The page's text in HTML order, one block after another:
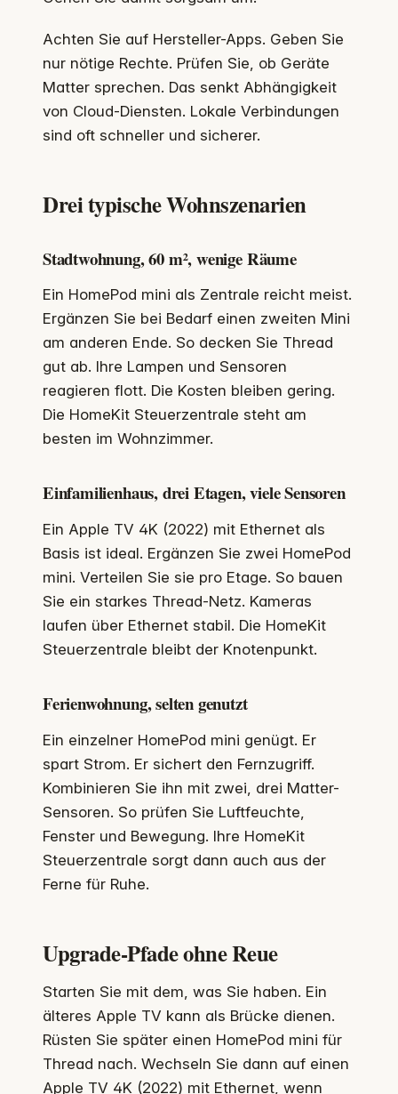
Achten Sie auf Hersteller-Apps. Geben Sie
nur nötige Rechte. Prüfen Sie, ob Geräte
Matter sprechen. Das senkt Abhängigkeit
von Cloud-Diensten. Lokale Verbindungen
sind oft schneller und sicherer.
Drei typische Wohnszenarien
Stadtwohnung, 60 m², wenige Räume
Ein HomePod mini als Zentrale reicht meist.
Ergänzen Sie bei Bedarf einen zweiten Mini
am anderen Ende. So decken Sie Thread
gut ab. Ihre Lampen und Sensoren
reagieren flott. Die Kosten bleiben gering.
Die HomeKit Steuerzentrale steht am
besten im Wohnzimmer.
Einfamilienhaus, drei Etagen, viele Sensoren
Ein Apple TV 4K (2022) mit Ethernet als
Basis ist ideal. Ergänzen Sie zwei HomePod
mini. Verteilen Sie sie pro Etage. So bauen
Sie ein starkes Thread-Netz. Kameras
laufen über Ethernet stabil. Die HomeKit
Steuerzentrale bleibt der Knotenpunkt.
Ferienwohnung, selten genutzt
Ein einzelner HomePod mini genügt. Er
spart Strom. Er sichert den Fernzugriff.
Kombinieren Sie ihn mit zwei, drei Matter-
Sensoren. So prüfen Sie Luftfeuchte,
Fenster und Bewegung. Ihre HomeKit
Steuerzentrale sorgt dann auch aus der
Ferne für Ruhe.
Upgrade-Pfade ohne Reue
Starten Sie mit dem, was Sie haben. Ein
älteres Apple TV kann als Brücke dienen.
Rüsten Sie später einen HomePod mini für
Thread nach. Wechseln Sie dann auf einen
Apple TV 4K (2022) mit Ethernet, wenn